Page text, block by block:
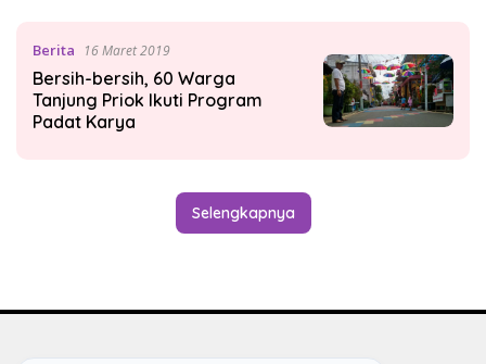
Berita 16 Maret 2019
Bersih-bersih, 60 Warga
Tanjung Priok Ikuti Program
Padat Karya
Selengkapnya